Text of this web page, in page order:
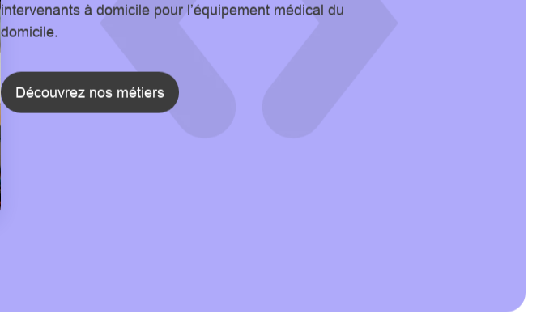
intervenants à domicile pour l’équipement médical du
domicile.
Découvrez nos métiers